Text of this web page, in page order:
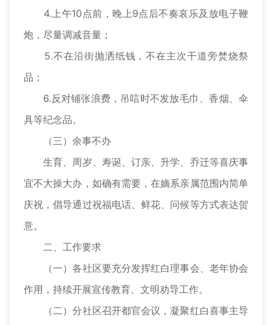
4.上午10点前，晚上9点后不奏哀乐及放电子鞭
炮，尽量调减音量；
5.不在沿街抛洒纸钱，不在主次干道旁焚烧祭
品；
6.反对铺张浪费，吊唁时不发放毛巾、香烟、伞
具等纪念品。
（三）余事不办
生育、周岁、寿诞、订亲、升学、乔迁等喜庆事
宜不大操大办，如确有需要，在嫡系亲属范围内简单
庆祝，倡导通过祝福电话、鲜花、问候等方式表达贺
意。
二、工作要求
（一）各社区要充分发挥红白理事会、老年协会
作用，持续开展宣传教育、文明劝导工作。
（二）分社区召开都官会议，凝聚红白喜事主导